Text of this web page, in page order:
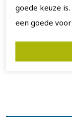
goede keuze
een goede